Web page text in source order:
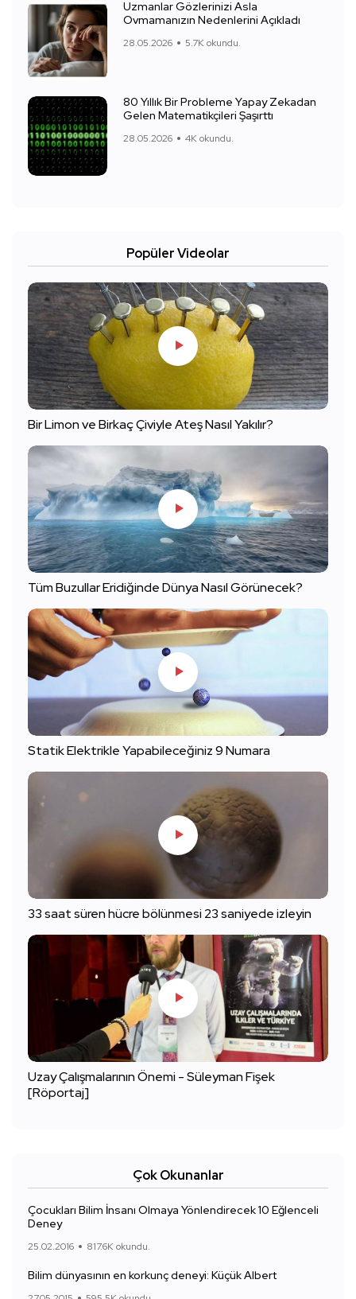
Uzmanlar Gözlerinizi Asla
Ovmamanızın Nedenlerini Açıkladı
28.05.2026 5.7K okundu.
80 Yıllık Bir Probleme Yapay Zekadan
Gelen Matematikçileri Şaşırttı
28.05.2026 4K okundu.
Popüler Videolar
Bir Limon ve Birkaç Çiviyle Ateş Nasıl Yakılır?
Tüm Buzullar Eridiğinde Dünya Nasıl Görünecek?
Statik Elektrikle Yapabileceğiniz 9 Numara
33 saat süren hücre bölünmesi 23 saniyede izleyin
Uzay Çalışmalarının Önemi - Süleyman Fişek
[Röportaj]
Çok Okunanlar
Çocukları Bilim İnsanı Olmaya Yönlendirecek 10 Eğlenceli
Deney
25.02.2016 817.6K okundu.
Bilim dünyasının en korkunç deneyi: Küçük Albert